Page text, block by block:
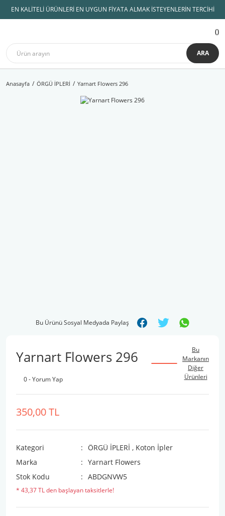
EN KALİTELİ ÜRÜNLERİ EN UYGUN FİYATA ALMAK İSTEYENLERİN TERCİHİ
ARA
Anasayfa ÖRGÜ İPLERİ Yarnart Flowers 296
Bu Ürünü Sosyal Medyada Paylaş
Yarnart Flowers 296
0 - Yorum Yap
Bu
Markanın
Diğer
Ürünleri
350,00 TL
Kategori ÖRGÜ İPLERİ , Koton İpler
Marka
Yarnart Flowers
Stok Kodu
ABDGNVW5
* 43,37 TL den başlayan taksitlerle!